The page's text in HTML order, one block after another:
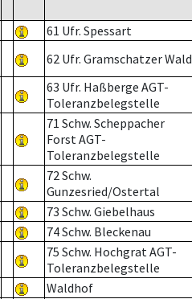
61 Ufr. Spessart
62 Ufr. Gramschatzer Wald
63 Ufr. Haßberge AGT-
Toleranzbelegstelle
71 Schw. Scheppacher
Forst AGT-
Toleranzbelegstelle
72 Schw.
Gunzesried/Ostertal
73 Schw. Giebelhaus
74 Schw. Bleckenau
75 Schw. Hochgrat AGT-
Toleranzbelegstelle
Waldhof